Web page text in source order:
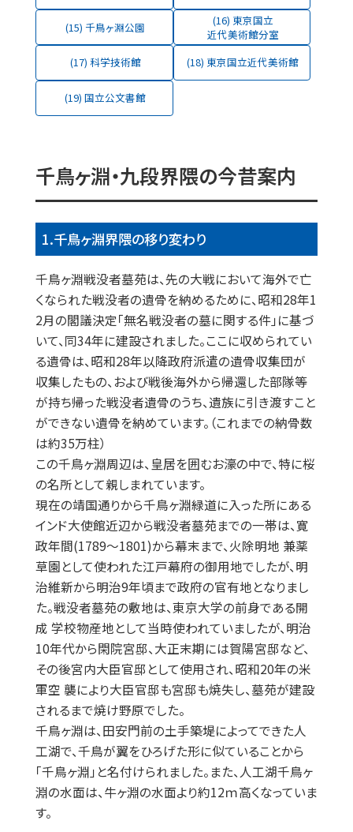
(15) 千鳥ヶ淵公園
(16) 東京国立
近代美術館分室
(17) 科学技術館
(18) 東京国立近代美術館
(19) 国立公文書館
千鳥ヶ淵・九段界隈の今昔案内
1.千鳥ヶ淵界隈の移り変わり
千鳥ヶ淵戦没者墓苑は、先の大戦において海外で亡
くなられた戦没者の遺骨を納めるために、昭和28年1
2月の閣議決定「無名戦没者の墓に関する件」に基づ
いて、同34年に建設されました。ここに収められてい
る遺骨は、昭和28年以降政府派遣の遺骨収集団が
収集したもの、および戦後海外から帰還した部隊等
が持ち帰った戦没者遺骨のうち、遺族に引き渡すこと
ができない遺骨を納めています。（これまでの納骨数
は約35万柱）
この千鳥ヶ淵周辺は、皇居を囲むお濠の中で、特に桜
の名所として親しまれています。
現在の靖国通りから千鳥ヶ淵緑道に入った所にある
インド大使館近辺から戦没者墓苑までの一帯は、寛
政年間(1789～1801)から幕末まで、火除明地 兼薬
草園として使われた江戸幕府の御用地でしたが、明
治維新から明治9年頃まで政府の官有地となりまし
た。戦没者墓苑の敷地は、東京大学の前身である開
成 学校物産地として当時使われていましたが、明治
10年代から閑院宮邸、大正末期には賀陽宮邸など、
その後宮内大臣官邸として使用され、昭和20年の米
軍空 襲により大臣官邸も宮邸も焼失し、墓苑が建設
されるまで焼け野原でした。
千鳥ヶ淵は、田安門前の土手築堤によってできた人
工湖で、千鳥が翼をひろげた形に似ていることから
「千鳥ヶ淵」と名付けられました。また、人工湖千鳥ヶ
淵の水面は、牛ヶ淵の水面より約12ｍ高くなっていま
す。